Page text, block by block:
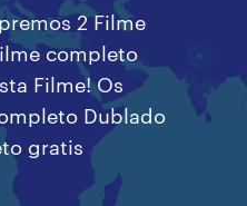
2 Filme
completo
Filme! Os
Dublado
gratis